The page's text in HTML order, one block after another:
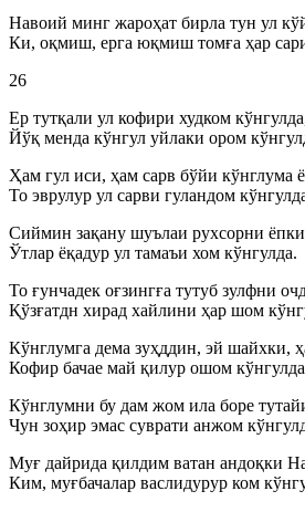
Навоий минг жароҳат бирла тун ул
Ки, оқмиш, ерга юқмиш томға ҳар
26
Ер тутқали ул кофири худком
Йўқ менда кўнгул уйлаки ором
Ҳам гул иси, ҳам сарв бўйи кўнглума
То эврулур ул сарви гуландом
Сиймин зақану шуълаи рухсорни
Ўтлар ёқадур ул тамаъи хом кўнгулда.
То ғунчадек оғзингға тутуб зулфни
Қўзғатдн хирад хайлини ҳар шом
Кўнглумга дема зуҳддин, эй шайхки,
Кофир бачае май қилур ошом
Кўнглумни бу дам жом ила боре
Чун зоҳир эмас суврати анжом
Муғ дайрида қилдим ватан андоқки
Ким, муғбачалар васлидурур ком